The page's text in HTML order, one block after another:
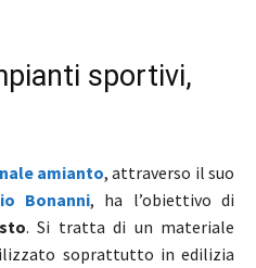
sportivi,
amianto, attraverso il suo
Bonanni, ha l’obiettivo di
. Si tratta di un materiale
soprattutto in edilizia